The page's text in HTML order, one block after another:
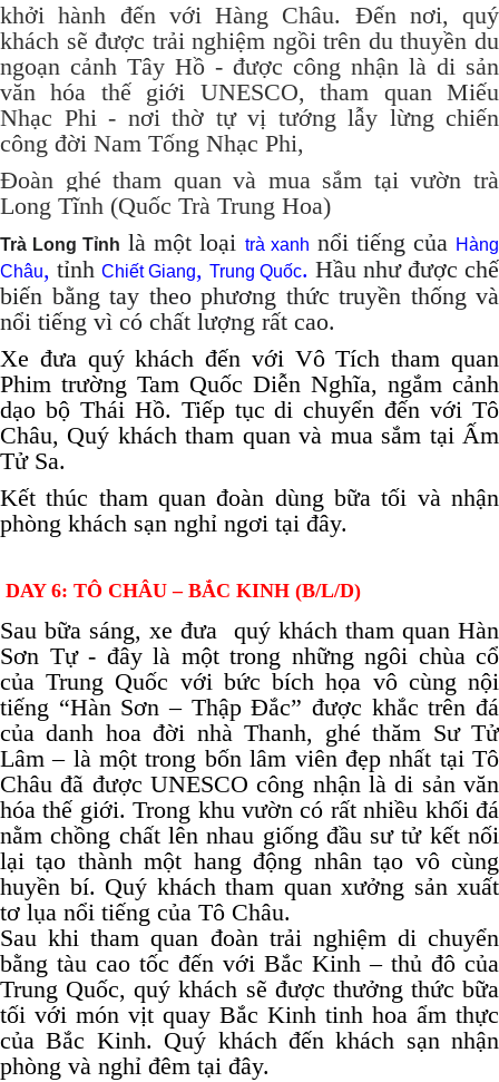
khởi hành đến với Hàng Châu. Đến nơi, quý
khách sẽ được trải nghiệm ngồi trên du thuyền du
ngoạn cảnh Tây Hồ - được công nhận là di sản
văn hóa thế giới UNESCO, tham quan Miếu
Nhạc Phi - nơi thờ tự vị tướng lẫy lừng chiến
công đời Nam Tống Nhạc Phi,
Đoàn ghé tham quan và mua sắm tại vườn trà
Long Tĩnh (Quốc Trà Trung Hoa)
Trà Long Tỉnh là một loại trà xanh nổi tiếng của Hàng
Châu, tỉnh Chiết Giang, Trung Quốc. Hầu như được chế
biến bằng tay theo phương thức truyền thống và
nổi tiếng vì có chất lượng rất cao.
Xe đưa quý khách đến với Vô Tích tham quan
Phim trường Tam Quốc Diễn Nghĩa, ngắm cảnh
dạo bộ Thái Hồ. Tiếp tục di chuyển đến với Tô
Châu, Quý khách tham quan và mua sắm tại Ấm
Tử Sa.
Kết thúc tham quan đoàn dùng bữa tối và nhận
phòng khách sạn nghỉ ngơi tại đây.
DAY 6: TÔ CHÂU – BẮC KINH (B/L/D)
Sau bữa sáng, xe đưa quý khách tham quan Hàn
Sơn Tự - đây là một trong những ngôi chùa cổ
của Trung Quốc với bức bích họa vô cùng nội
tiếng “Hàn Sơn – Thập Đắc” được khắc trên đá
của danh hoa đời nhà Thanh, ghé thăm Sư Tử
Lâm – là một trong bốn lâm viên đẹp nhất tại Tô
Châu đã được UNESCO công nhận là di sản văn
hóa thế giới. Trong khu vườn có rất nhiều khối đá
nằm chồng chất lên nhau giống đầu sư tử kết nối
lại tạo thành một hang động nhân tạo vô cùng
huyền bí. Quý khách tham quan xưởng sản xuất
tơ lụa nổi tiếng của Tô Châu.
Sau khi tham quan đoàn trải nghiệm di chuyển
bằng tàu cao tốc đến với Bắc Kinh – thủ đô của
Trung Quốc, quý khách sẽ được thưởng thức bữa
tối với món vịt quay Bắc Kinh tinh hoa ẩm thực
của Bắc Kinh. Quý khách đến khách sạn nhận
phòng và nghỉ đêm tại đây.